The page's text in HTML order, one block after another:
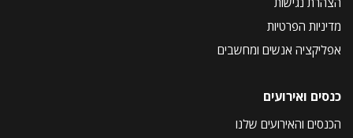
מדיניות הפרטיות
אפליקציה אנשים ומחשבים
כנסים ואירועים
הכנסים והאירועים שלנו